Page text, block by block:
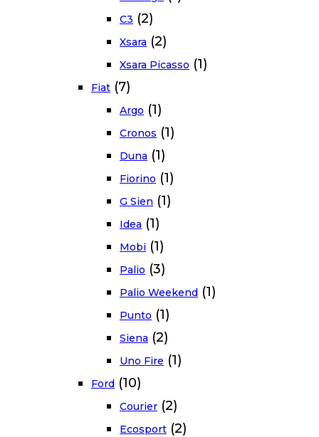
C3 (2)
Xsara (2)
Xsara Picasso (1)
Fiat (7)
Argo (1)
Cronos (1)
Duna (1)
Fiorino (1)
G Sien (1)
Idea (1)
Mobi (1)
Palio (3)
Palio Weekend (1)
Punto (1)
Siena (2)
Uno Fire (1)
Ford (10)
Courier (2)
Ecosport (2)